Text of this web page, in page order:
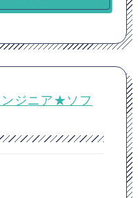
ンジニア★ソフ